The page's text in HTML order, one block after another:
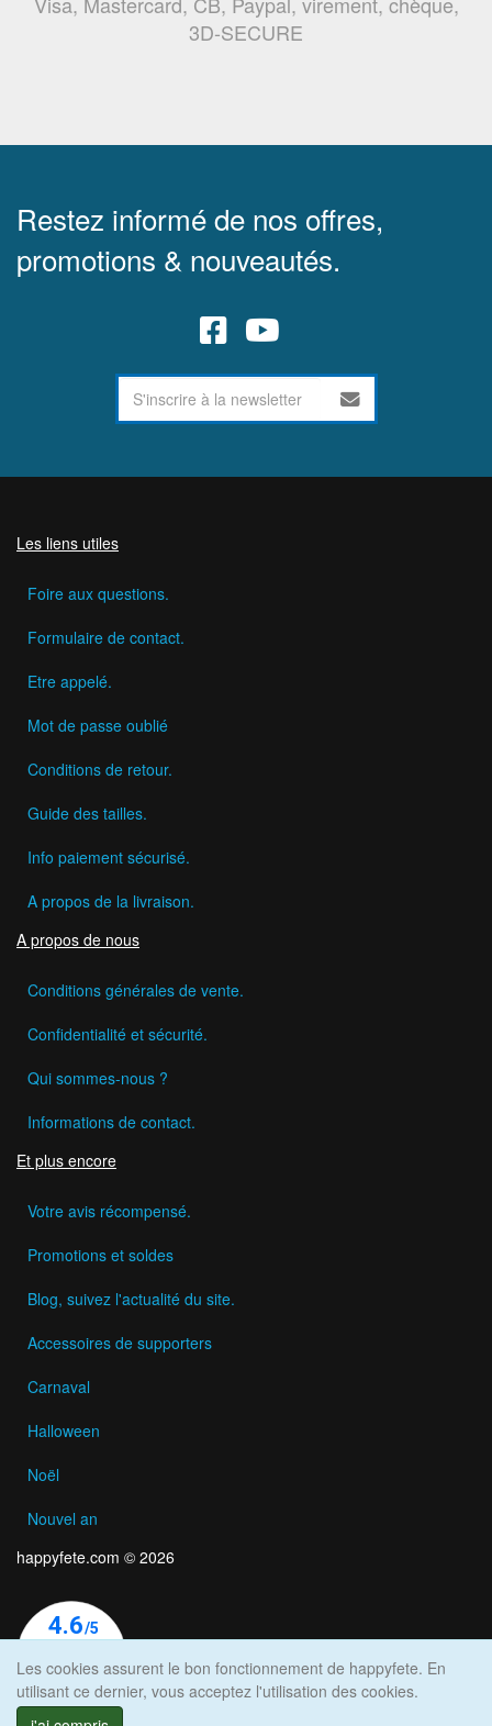
3D-SECURE
Restez informé de nos offres,
promotions & nouveautés.
Les liens utiles
Foire aux questions.
Formulaire de contact.
Etre appelé.
Mot de passe oublié
Conditions de retour.
Guide des tailles.
Info paiement sécurisé.
A propos de la livraison.
A propos de nous
Conditions générales de vente.
Confidentialité et sécurité.
Qui sommes-nous ?
Informations de contact.
Et plus encore
Votre avis récompensé.
Promotions et soldes
Blog, suivez l'actualité du site.
Accessoires de supporters
Carnaval
Halloween
Noël
Nouvel an
happyfete.com © 2026
Les cookies assurent le bon fonctionnement de happyfete. En
utilisant ce dernier, vous acceptez l'utilisation des cookies.